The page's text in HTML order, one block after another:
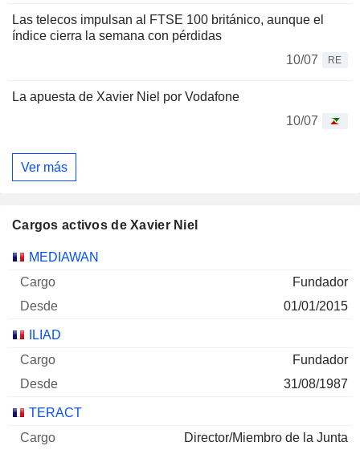
Las telecos impulsan al FTSE 100 británico, aunque el
índice cierra la semana con pérdidas
10/07
RE
La apuesta de Xavier Niel por Vodafone
10/07
Ver más
Cargos activos de Xavier Niel
Empresas Cargo
MEDIAWAN
Fundador
01/01/2015
ILIAD
Fundador
31/08/1987
TERACT
Director/Miembro de la Junta